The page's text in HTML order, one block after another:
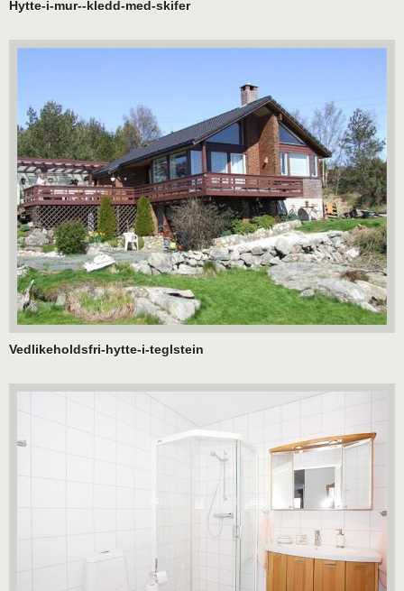
Hytte-i-mur--kledd-med-skifer
Vedlikeholdsfri-hytte-i-teglstein